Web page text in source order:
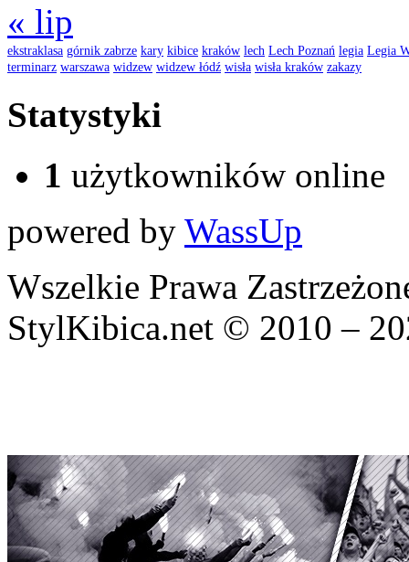
« lip
ekstraklasa górnik zabrze kary kibice kraków lech Lech Poznań legia Legia
terminarz warszawa widzew widzew łódź wisła wisła kraków zakazy
Statystyki
1 użytkowników online
powered by WassUp
Wszelkie Prawa
StylKibica.net © 2010 –